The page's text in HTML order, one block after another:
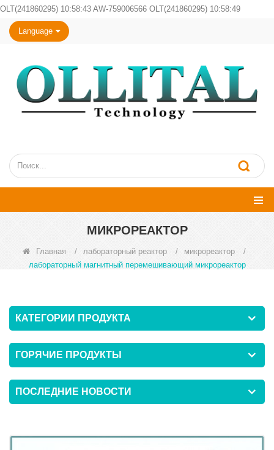
OLT(241860295) 10:58:43 AW-759006566 OLT(241860295) 10:58:49
Language
МИКРОРЕАКТОР
Главная / лабораторный реактор / микрореактор
/
лабораторный магнитный перемешивающий микрореактор
КАТЕГОРИИ ПРОДУКТА
ГОРЯЧИЕ ПРОДУКТЫ
ПОСЛЕДНИЕ НОВОСТИ